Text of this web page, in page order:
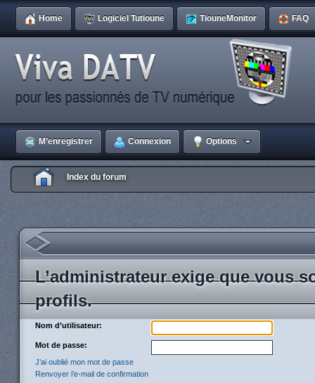
Home Logiciel Tutioune TiouneMonitor FAQ
M’enregistrer Connexion Options
Index du forum
L’administrateur exige que vous
profils.
Nom d’utilisateur:
Mot de passe:
J’ai oublié mon mot de passe
Renvoyer l’e-mail de confirmation